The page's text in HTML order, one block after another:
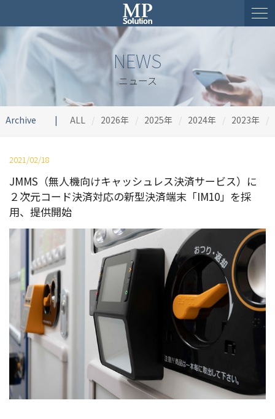
NEWS
ニュース
Archive ALL 2026年 2025年 2024年 2023年
2021/02/18
JMMS（無人機向けキャッシュレス決済サービス）に
２次元コード決済対応の新型決済端末「IM10」を採
用、提供開始